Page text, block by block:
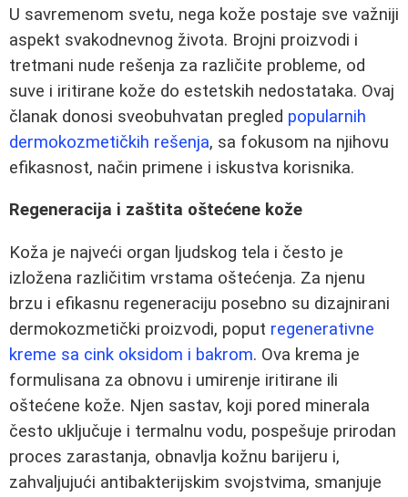
U savremenom svetu, nega kože postaje sve važniji
aspekt svakodnevnog života. Brojni proizvodi i
tretmani nude rešenja za različite probleme, od
suve i iritirane kože do estetskih nedostataka. Ovaj
članak donosi sveobuhvatan pregled popularnih
dermokozmetičkih rešenja, sa fokusom na njihovu
efikasnost, način primene i iskustva korisnika.
Regeneracija i zaštita oštećene kože
Koža je najveći organ ljudskog tela i često je
izložena različitim vrstama oštećenja. Za njenu
brzu i efikasnu regeneraciju posebno su dizajnirani
dermokozmetički proizvodi, poput regenerativne
kreme sa cink oksidom i bakrom. Ova krema je
formulisana za obnovu i umirenje iritirane ili
oštećene kože. Njen sastav, koji pored minerala
često uključuje i termalnu vodu, pospešuje prirodan
proces zarastanja, obnavlja kožnu barijeru i,
zahvaljujući antibakterijskim svojstvima, smanjuje